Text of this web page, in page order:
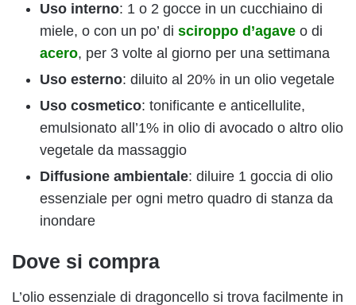
Uso interno: 1 o 2 gocce in un cucchiaino di
miele, o con un po’ di sciroppo d’agave o di
acero, per 3 volte al giorno per una settimana
Uso esterno: diluito al 20% in un olio vegetale
Uso cosmetico: tonificante e anticellulite,
emulsionato all’1% in olio di avocado o altro olio
vegetale da massaggio
Diffusione ambientale: diluire 1 goccia di olio
essenziale per ogni metro quadro di stanza da
inondare
Dove si compra
L’olio essenziale di dragoncello si trova facilmente in